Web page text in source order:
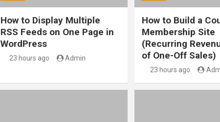
How to Display Multiple
RSS Feeds on One Page in
WordPress
23 hours ago Admin
How to Build a
Membership Site
(Recurring
of One-Off Sales)
23 hours ago